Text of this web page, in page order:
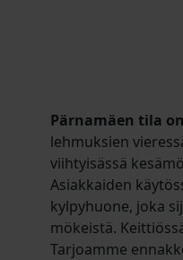
Pärnamäen tila
lehmuksien
viihtyisässä
Asiakkaiden
kylpyhuone, joka
mökeistä.
Tarjoamme